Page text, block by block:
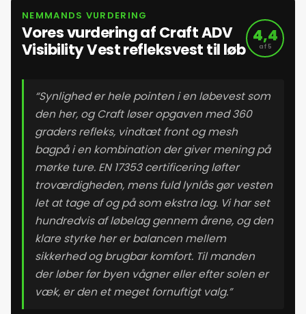
NEMMANDS VURDERING
Vores vurdering af Craft ADV
Visibility Vest refleksvest til løb
4,4
af 5
“Synlighed er hele pointen i en løbevest som
den her, og Craft løser opgaven med 360
graders refleks, vindtæt front og mesh
bagpå i en kombination der giver mening på
mørke ture. EN 17353 certificering løfter
troværdigheden, mens fuld lynlås gør vesten
let at tage af og på som ekstra lag. Vi har set
hundredvis af løbelag gennem årene, og den
klare styrke her er balancen mellem
sikkerhed og brugbar komfort. Til manden
der løber før byen vågner eller efter solen er
væk, er den et meget fornuftigt valg.”